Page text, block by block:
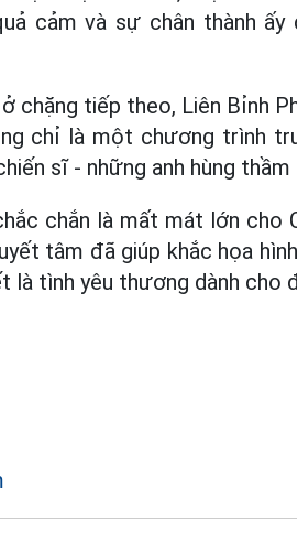
cảm và sự chân thành
chặng tiếp theo, Liên Bỉnh
chỉ là một chương trình
sĩ - những anh hùng
chắn là mất mát lớn cho
tâm đã giúp khắc họa
là tình yêu thương dành cho